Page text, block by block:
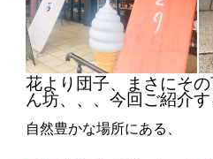
花より団子、まさにそ
ん坊、、、今回ご紹介
自然豊かな場所にある、